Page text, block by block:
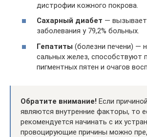
дистрофии кожного покрова.
Сахарный диабет —
заболевания у 79,2% больных.
Гепатиты (болезни печени) —
сальных желез, способствуют
пигментных пятен и очагов
Обратите внимание! Если
являются внутренние факторы, то
рекомендуется начинать с их
провоцирующие причины можно